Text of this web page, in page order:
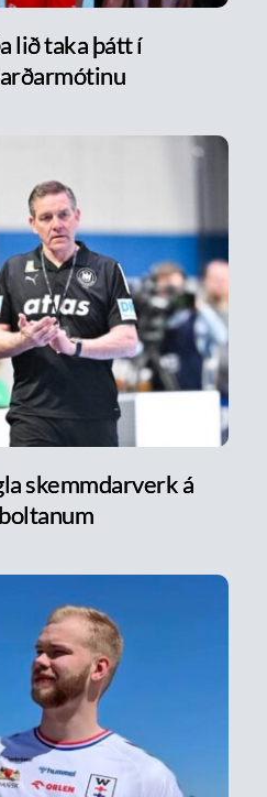
lið taka þátt í
skemmdarverk á